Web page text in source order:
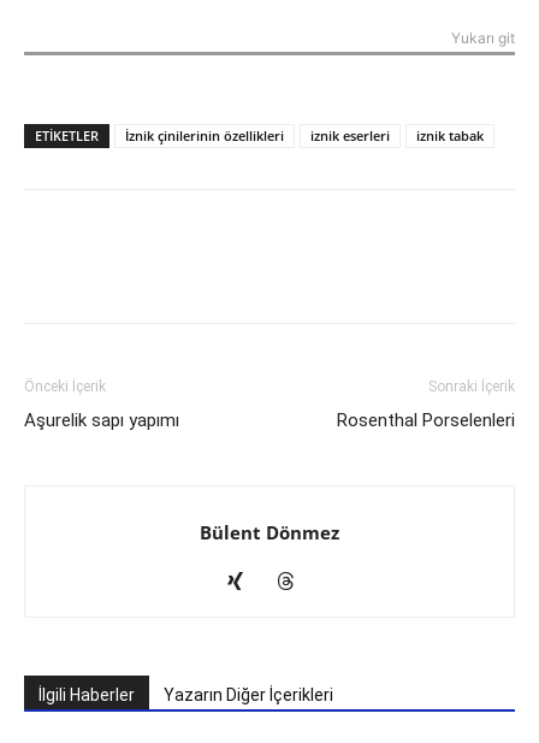
Yukarı git
ETIKETLER İznik çinilerinin özellikleri iznik eserleri iznik tabak
Önceki İçerik
Aşurelik sapı yapımı
Sonraki İçerik
Rosenthal Porselenleri
Bülent Dönmez
İlgili Haberler Yazarın Diğer İçerikleri